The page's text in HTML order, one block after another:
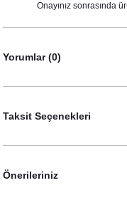
Onayınız sonrasında
Yorumlar (0)
Taksit Seçenekleri
Önerileriniz